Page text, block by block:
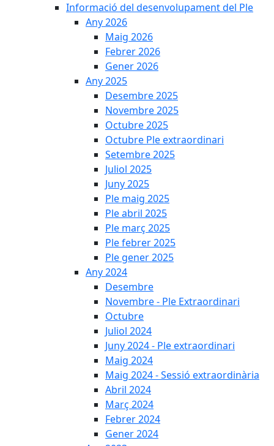
Informació del desenvolupament del Ple
Any 2026
Maig 2026
Febrer 2026
Gener 2026
Any 2025
Desembre 2025
Novembre 2025
Octubre 2025
Octubre Ple extraordinari
Setembre 2025
Juliol 2025
Juny 2025
Ple maig 2025
Ple abril 2025
Ple març 2025
Ple febrer 2025
Ple gener 2025
Any 2024
Desembre
Novembre - Ple Extraordinari
Octubre
Juliol 2024
Juny 2024 - Ple extraordinari
Maig 2024
Maig 2024 - Sessió extraordinària
Abril 2024
Març 2024
Febrer 2024
Gener 2024